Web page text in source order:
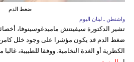
ضغط الدم
واشنطن ـ لبنان اليوم
تشير الدكتورة سيفينتش ماميدغوسينوفا،
ضغط الدم قد يكون مؤشرا على وجود خلل كامن
الكظرية أو الغدة النخامية. ووفقا للطبيبة،